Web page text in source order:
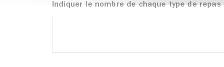
Indiquer le nombre de chaque type de repas